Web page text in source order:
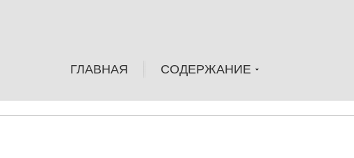
ГЛАВНАЯ СОДЕРЖАНИЕ